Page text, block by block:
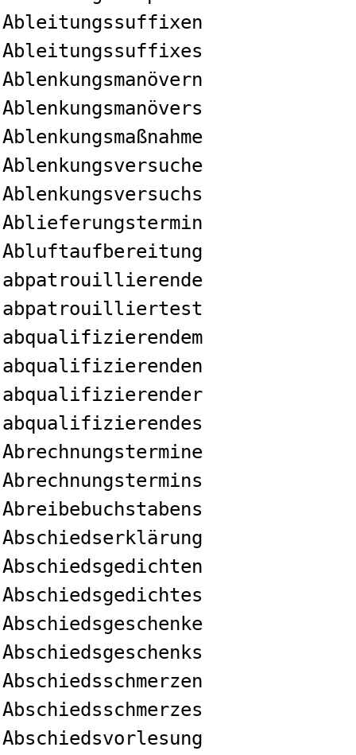
Ableitungssuffixen
Ableitungssuffixes
Ablenkungsmanövern
Ablenkungsmanövers
Ablenkungsmaßnahme
Ablenkungsversuche
Ablenkungsversuchs
Ablieferungstermin
Abluftaufbereitung
abpatrouillierende
abpatrouilliertest
abqualifizierendem
abqualifizierenden
abqualifizierender
abqualifizierendes
Abrechnungstermine
Abrechnungstermins
Abreibebuchstabens
Abschiedserklärung
Abschiedsgedichten
Abschiedsgedichtes
Abschiedsgeschenke
Abschiedsgeschenks
Abschiedsschmerzen
Abschiedsschmerzes
Abschiedsvorlesung